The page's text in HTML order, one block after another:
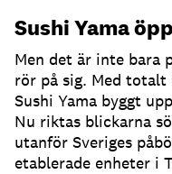
Sushi Yama
Men det är inte bara
rör på sig. Med totalt
Sushi Yama byggt
Nu riktas blickarna
utanför Sveriges
etablerade enheter i